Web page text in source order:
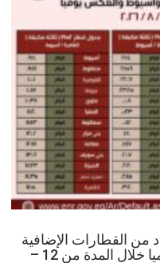
من القطارات الإضافية
بين القاهرة وأسيوط والعكس يوميا خلال المدة من 12 –